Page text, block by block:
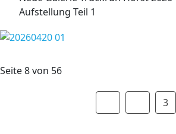
Aufstellung Teil 1
Seite 8 von 56
3